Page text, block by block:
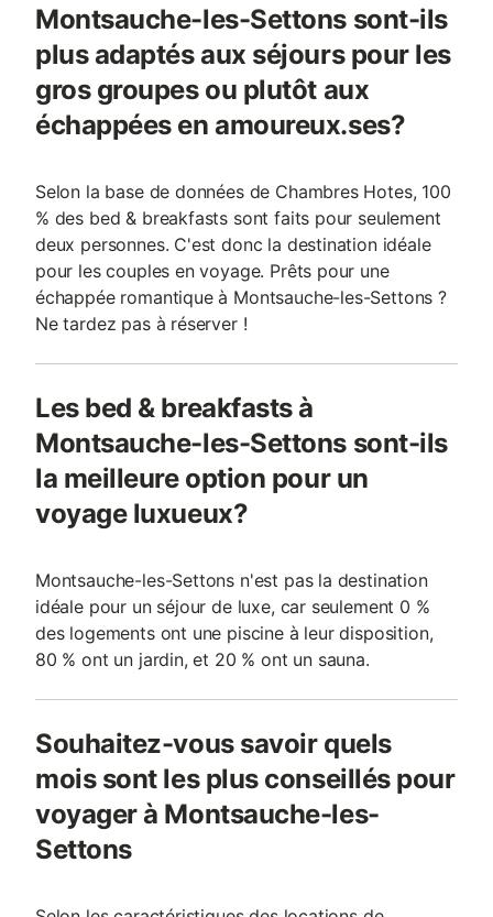
Montsauche-les-Settons sont-ils
plus adaptés aux séjours pour les
gros groupes ou plutôt aux
échappées en amoureux.ses?
Selon la base de données de Chambres Hotes, 100
% des bed & breakfasts sont faits pour seulement
deux personnes. C'est donc la destination idéale
pour les couples en voyage. Prêts pour une
échappée romantique à Montsauche-les-Settons ?
Ne tardez pas à réserver !
Les bed & breakfasts à
Montsauche-les-Settons sont-ils
la meilleure option pour un
voyage luxueux?
Montsauche-les-Settons n'est pas la destination
idéale pour un séjour de luxe, car seulement 0 %
des logements ont une piscine à leur disposition,
80 % ont un jardin, et 20 % ont un sauna.
Souhaitez-vous savoir quels
mois sont les plus conseillés pour
voyager à Montsauche-les-
Settons